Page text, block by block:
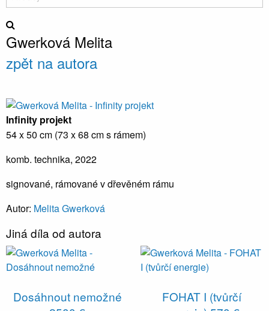
Gwerková Melita
zpět na autora
Infinity projekt
54 x 50 cm (73 x 68 cm s rámem)
komb. technika, 2022
signované, rámované v dřevěném rámu
Autor: Melita Gwerková
Jiná díla od autora
Dosáhnout nemožné
FOHAT I (tvůrčí